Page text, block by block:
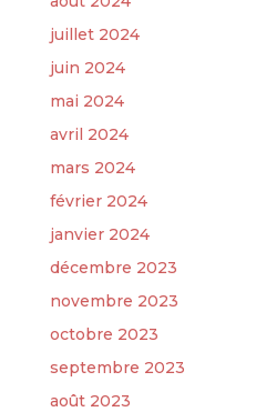
juillet 2024
juin 2024
mai 2024
avril 2024
mars 2024
février 2024
janvier 2024
décembre 2023
novembre 2023
octobre 2023
septembre 2023
août 2023